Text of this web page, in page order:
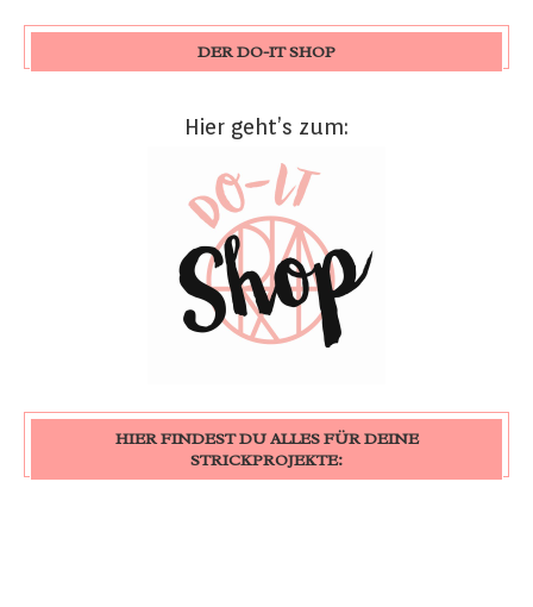
DER DO-IT SHOP
Hier geht’s zum:
HIER FINDEST DU ALLES FÜR DEINE
STRICKPROJEKTE: